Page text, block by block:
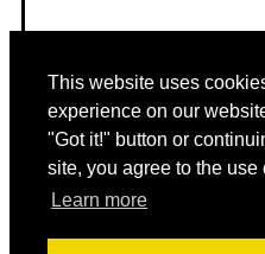
This website uses
experience on our
"Got it!" button or
site, you agree to the use
Learn more
Disclaimer: Informasi yang ditampilkan di
referensi Anda saja.Triptimeto.com
keterlambatan dan / atau kerusakan